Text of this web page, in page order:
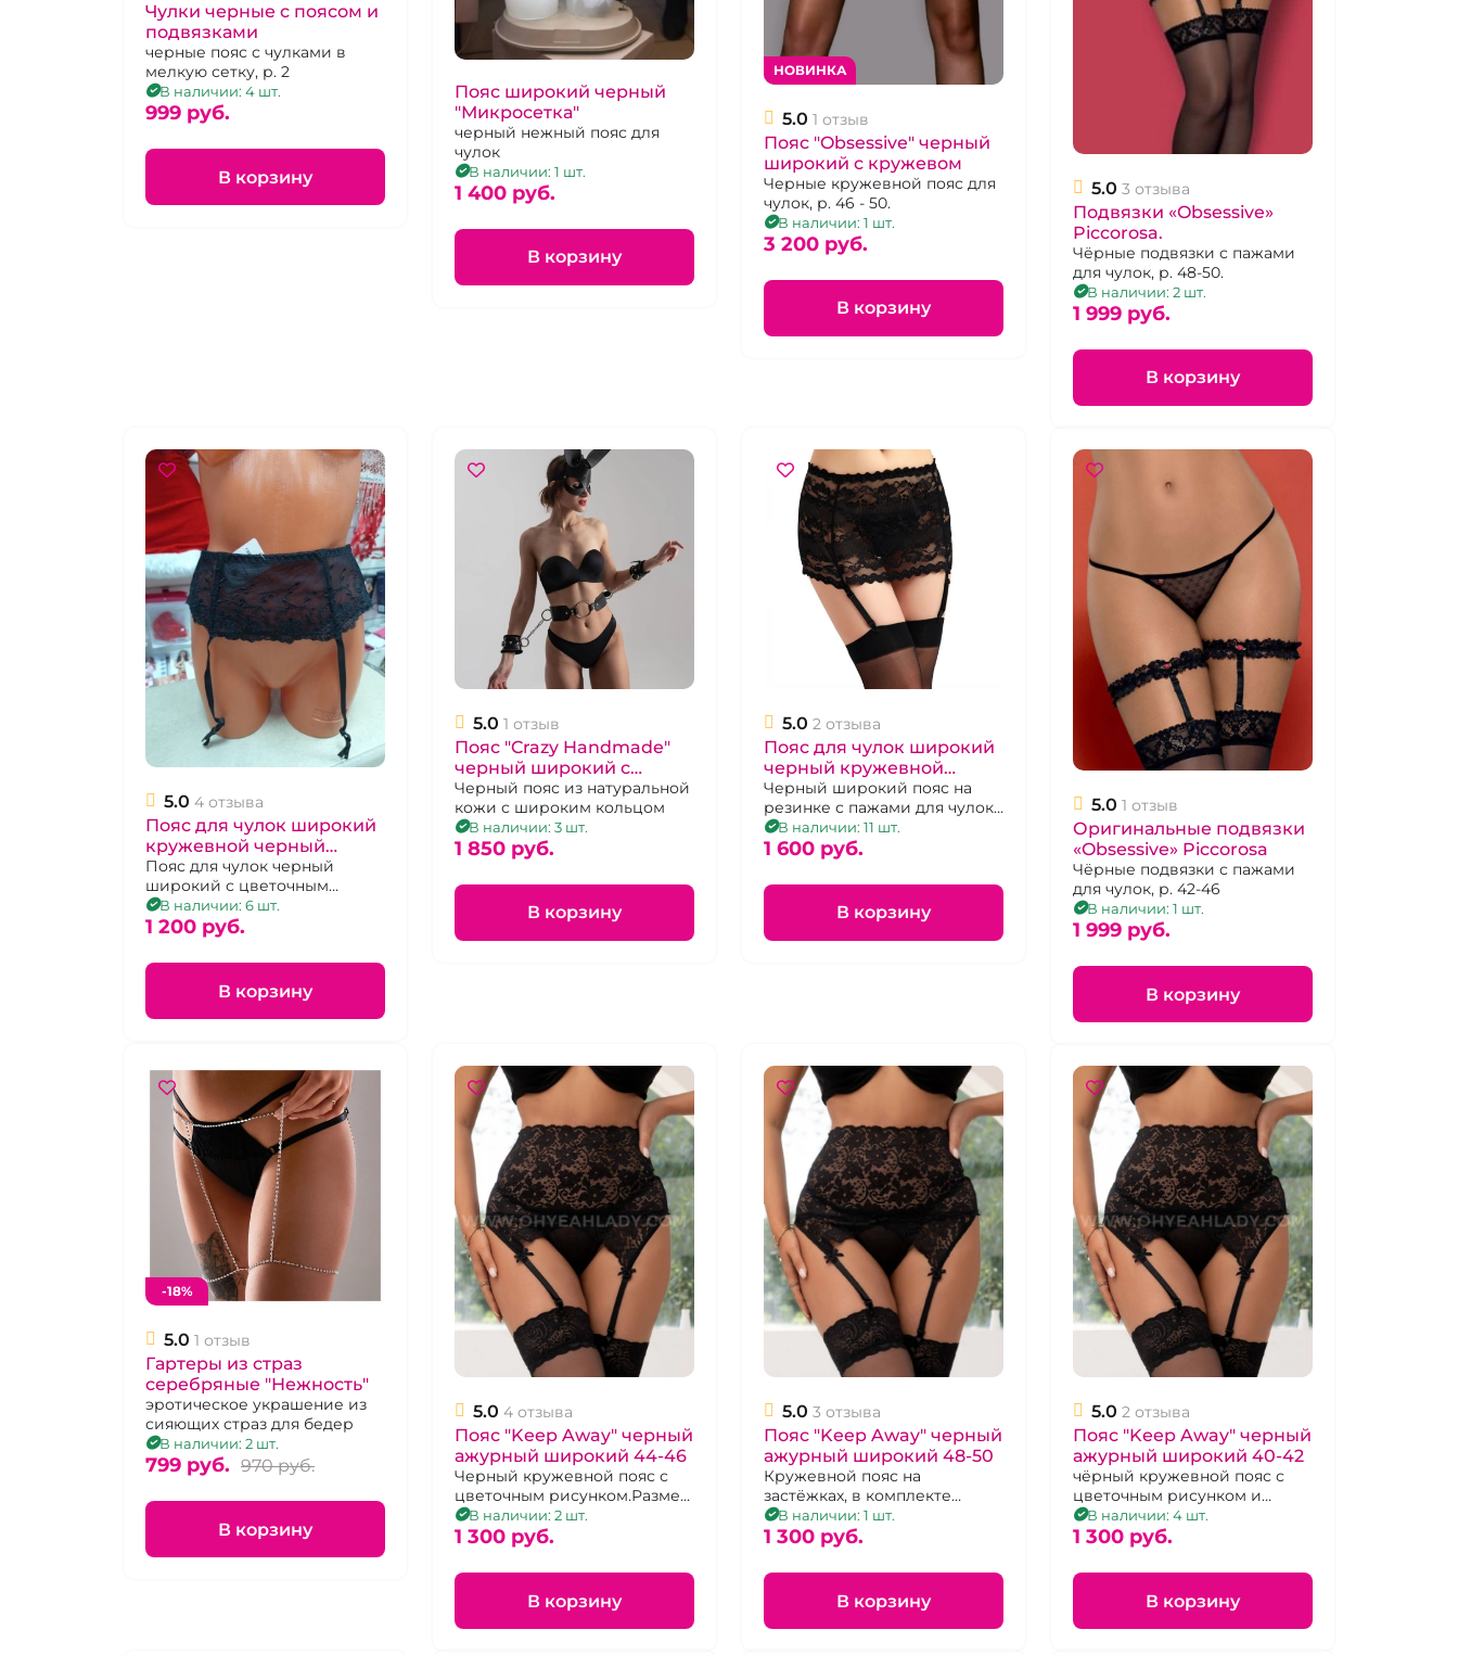
Чулки черные с поясом и
подвязками
черные пояс с чулками в
мелкую сетку, р. 2
В наличии: 4 шт.
999 pуб.
В корзину
Пояс широкий черный
"Микросетка"
черный нежный пояс для
чулок
В наличии: 1 шт.
1 400 pуб.
В корзину
НОВИНКА
5.0 1 отзыв
Пояс "Obsessive" черный
широкий с кружевом
Черные кружевной пояс для
чулок, р. 46 - 50.
В наличии: 1 шт.
3 200 pуб.
В корзину
5.0 3 отзыва
Подвязки «Obsessive»
Piccorosa.
Чёрные подвязки с пажами
для чулок, р. 48-50.
В наличии: 2 шт.
1 999 pуб.
В корзину
5.0 4 отзыва
Пояс для чулок широкий
кружевной черный
"СнегМечта"
Пояс для чулок черный
широкий с цветочным
узором
В наличии: 6 шт.
1 200 pуб.
В корзину
5.0 1 отзыв
Пояс "Crazy Handmade"
черный широкий с
кольцом
Черный пояс из натуральной
кожи с широким кольцом
В наличии: 3 шт.
1 850 pуб.
В корзину
5.0 2 отзыва
Пояс для чулок широкий
черный кружевной
"Beileisi"
Черный широкий пояс на
резинке с пажами для чулок,
р. 46-48
В наличии: 11 шт.
1 600 pуб.
В корзину
5.0 1 отзыв
Оригинальные подвязки
«Obsessive» Piccorosa
Чёрные подвязки с пажами
для чулок, р. 42-46
В наличии: 1 шт.
1 999 pуб.
В корзину
-18%
5.0 1 отзыв
Гартеры из страз
серебряные "Нежность"
эротическое украшение из
сияющих страз для бедер
В наличии: 2 шт.
799 pуб. 970 pуб.
В корзину
5.0 4 отзыва
Пояс "Keep Away" черный
ажурный широкий 44-46
Черный кружевной пояс с
цветочным рисунком.Размер
44-46
В наличии: 2 шт.
1 300 pуб.
В корзину
5.0 3 отзыва
Пояс "Keep Away" черный
ажурный широкий 48-50
Кружевной пояс на
застёжках, в комплекте
трусики - стринги, размер
48-50
В наличии: 1 шт.
1 300 pуб.
В корзину
5.0 2 отзыва
Пояс "Keep Away" черный
ажурный широкий 40-42
чёрный кружевной пояс с
цветочным рисунком и
пажами для чулок размер 40-
42
В наличии: 4 шт.
1 300 pуб.
В корзину